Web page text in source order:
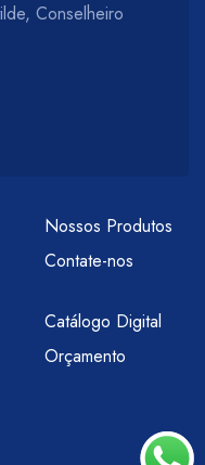
Conselheiro
Nossos Produtos
Contate-nos
Catálogo Digital
Orçamento